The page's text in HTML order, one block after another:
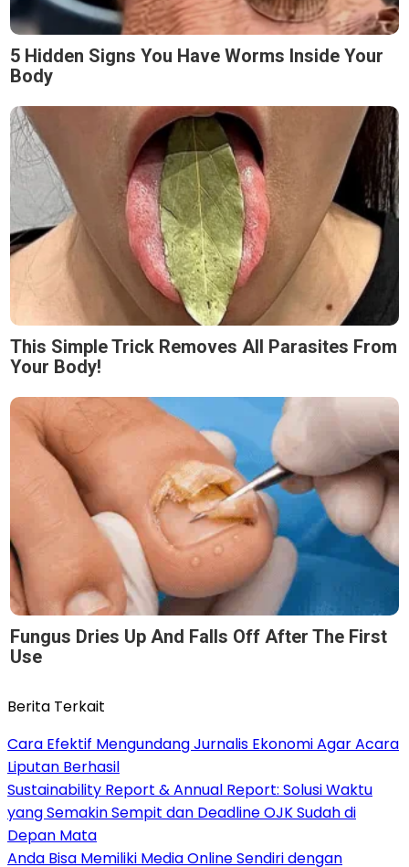
5 Hidden Signs You Have Worms Inside Your
Body
This Simple Trick Removes All Parasites From
Your Body!
Fungus Dries Up And Falls Off After The First
Use
Berita Terkait
Cara Efektif Mengundang Jurnalis Ekonomi Agar Acara
Liputan Berhasil
Sustainability Report & Annual Report: Solusi Waktu
yang Semakin Sempit dan Deadline OJK Sudah di
Depan Mata
Anda Bisa Memiliki Media Online Sendiri dengan